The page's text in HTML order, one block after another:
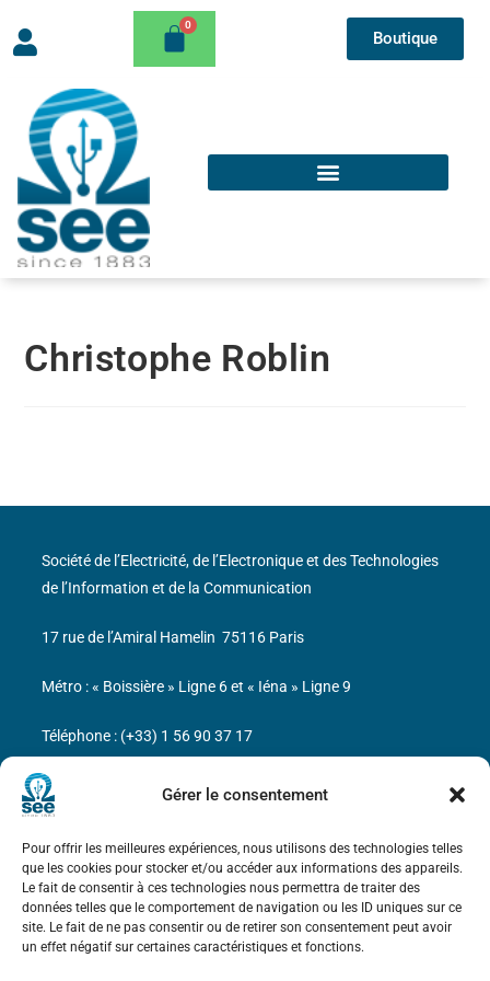
Gérer le consentement
Pour offrir les meilleures expériences, nous utilisons des technologies telles
que les cookies pour stocker et/ou accéder aux informations des appareils.
Le fait de consentir à ces technologies nous permettra de traiter des
données telles que le comportement de navigation ou les ID uniques sur ce
site. Le fait de ne pas consentir ou de retirer son consentement peut avoir
un effet négatif sur certaines caractéristiques et fonctions.
Boutique
Christophe Roblin
Bicentenaire des découvertes d’André-
Marie Ampère
Mentions légales
Société de l’Electricité, de l’Electronique et des Technologies
de l’Information et de la Communication
17 rue de l’Amiral Hamelin 75116 Paris
Métro : « Boissière » Ligne 6 et « Iéna » Ligne 9
Téléphone : (+33) 1 56 90 37 17
N° de SIREN : 785 393 232, Code APE : 9412Z TVA intra-
communautaire : FR44 785 393 232